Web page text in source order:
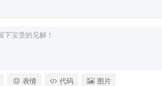
表情 代码 图片